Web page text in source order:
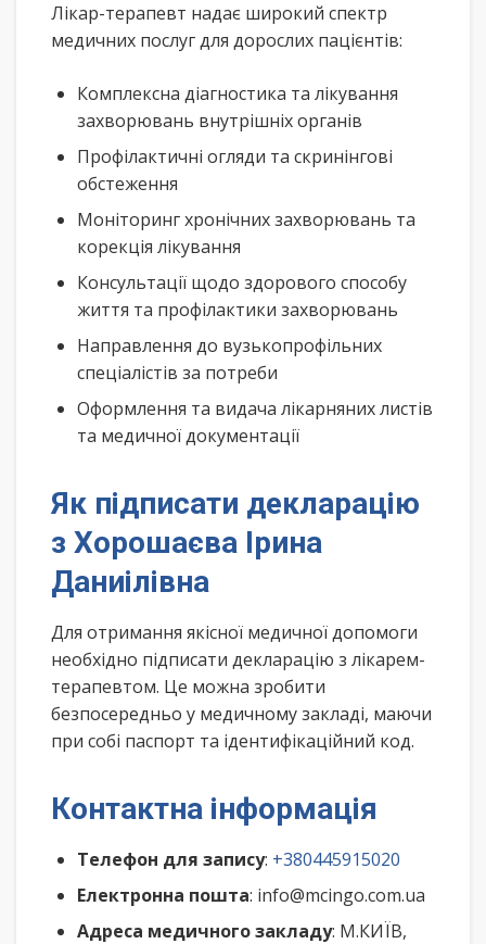
Лікар-терапевт надає широкий спектр
медичних послуг для дорослих пацієнтів:
Комплексна діагностика та лікування
захворювань внутрішніх органів
Профілактичні огляди та скринінгові
обстеження
Моніторинг хронічних захворювань та
корекція лікування
Консультації щодо здорового способу
життя та профілактики захворювань
Направлення до вузькопрофільних
спеціалістів за потреби
Оформлення та видача лікарняних листів
та медичної документації
Як підписати декларацію
з Хорошаєва Ірина
Даниілівна
Для отримання якісної медичної допомоги
необхідно підписати декларацію з лікарем-
терапевтом. Це можна зробити
безпосередньо у медичному закладі, маючи
при собі паспорт та ідентифікаційний код.
Контактна інформація
Телефон для запису: +380445915020
Електронна пошта: info@mcingo.com.ua
Адреса медичного закладу: М.КИЇВ,